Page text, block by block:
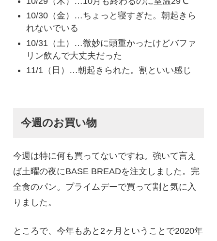
10/30（金）…ちょっと寝すぎた。朝起きら
れないでいる
10/31（土）…微妙に頭重かったけどバファ
リン飲んで大丈夫だった
11/1（日）…朝起きられた。割といい感じ
今週のお買い物
今週は特に何も買ってないですね。強いて言え
ば土曜の夜にBASE BREADを注文しました。完
全食のパン。プライムデーで買って割と気に入
りました。
ところで、今年もあと2ヶ月ということで2020年